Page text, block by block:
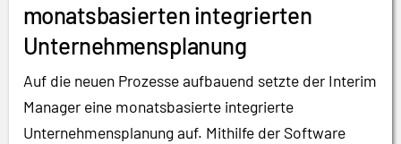
monatsbasierten integrierten
Unternehmensplanung
Auf die neuen Prozesse aufbauend setzte der Interim
Manager eine monatsbasierte integrierte
Unternehmensplanung auf. Mithilfe der Software